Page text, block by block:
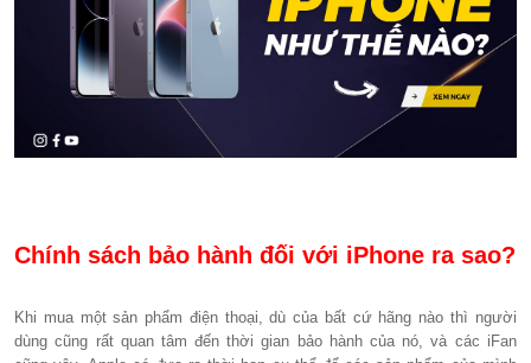
Chính sách bảo hành đối với iPhone ra sao?
Khi mua một sản phẩm điện thoại, dù của bất cứ hãng nào thì người
dùng cũng rất quan tâm đến thời gian bảo hành của nó, và các iFan